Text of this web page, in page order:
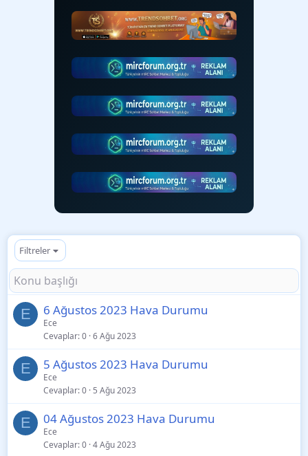
Filtreler
E 6 Ağustos 2023 Hava Durumu
Ece
Cevaplar 0 6 Ağu 2023
E 5 Ağustos 2023 Hava Durumu
Ece
Cevaplar 0 5 Ağu 2023
E 04 Ağustos 2023 Hava Durumu
Ece
Cevaplar 0 4 Ağu 2023